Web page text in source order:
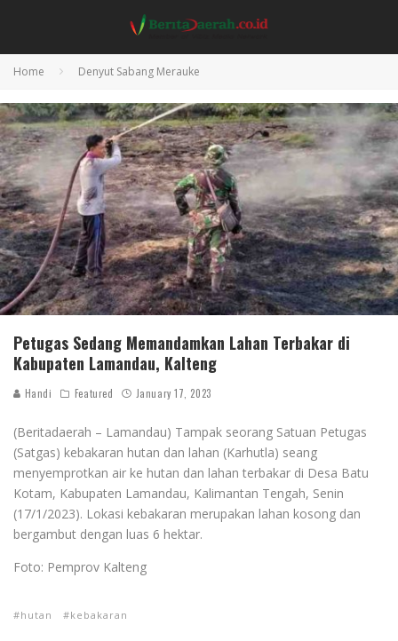
Home Denyut Sabang Merauke
Petugas Sedang Memandamkan Lahan Terbakar di
Kabupaten Lamandau, Kalteng
Handi Featured January 17, 2023
(Beritadaerah – Lamandau) Tampak seorang Satuan Petugas
(Satgas) kebakaran hutan dan lahan (Karhutla) seang
menyemprotkan air ke hutan dan lahan terbakar di Desa Batu
Kotam, Kabupaten Lamandau, Kalimantan Tengah, Senin
(17/1/2023). Lokasi kebakaran merupakan lahan kosong dan
bergambut dengan luas 6 hektar.
Foto: Pemprov Kalteng
hutan kebakaran